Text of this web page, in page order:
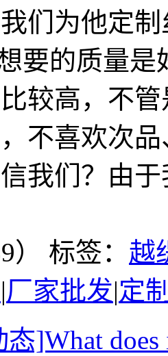
们为他定
要的质量
较高，不
不喜欢次
我们？由
） 标签： 越
|厂家批发|定
]What does